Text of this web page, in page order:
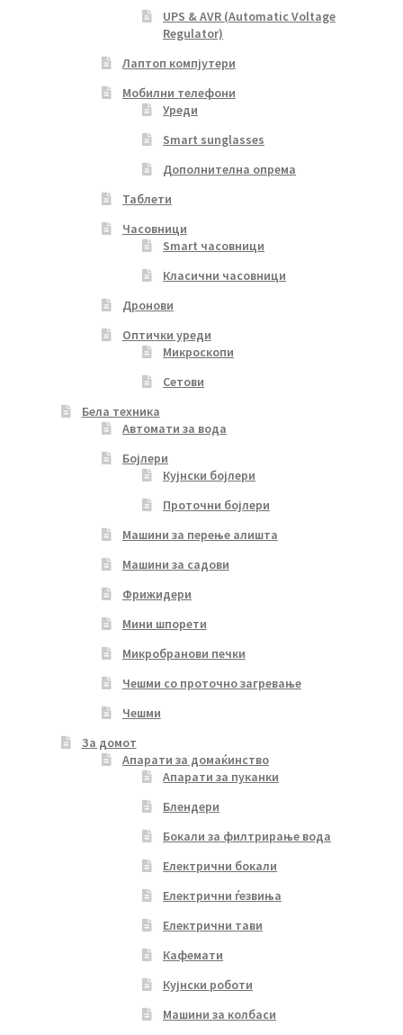
UPS & AVR (Automatic Voltage
Regulator)
Лаптоп компјутери
Мобилни телефони
Уреди
Smart sunglasses
Дополнителна опрема
Таблети
Часовници
Smart часовници
Класични часовници
Дронови
Оптички уреди
Микроскопи
Сетови
Бела техника
Автомати за вода
Бојлери
Кујнски бојлери
Проточни бојлери
Машини за перење алишта
Машини за садови
Фрижидери
Мини шпорети
Микробранови печки
Чешми со проточно загревање
Чешми
За домот
Апарати за домаќинство
Апарати за пуканки
Блендери
Бокали за филтрирање вода
Електрични бокали
Електрични ѓезвиња
Електрични тави
Кафемати
Кујнски роботи
Машини за колбаси